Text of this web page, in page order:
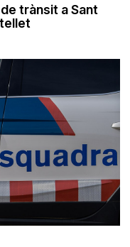
trànsit a Sant